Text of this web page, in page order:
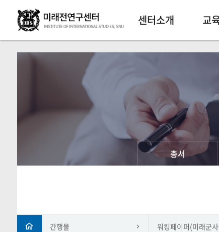
센터소개 교
총서
간행물 워킹페이퍼(미래군